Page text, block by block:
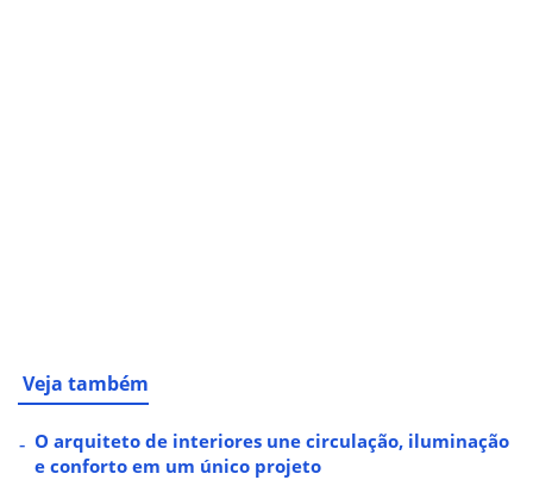
Veja também
O arquiteto de interiores une circulação, iluminação
e conforto em um único projeto